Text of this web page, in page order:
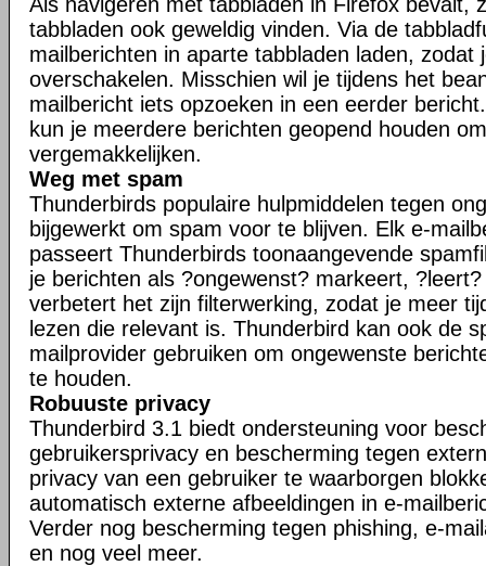
tabbladen ook geweldig vinden. Via de
mailberichten in aparte tabbladen laden, zodat
overschakelen. Misschien wil je tijdens het
mailbericht iets opzoeken in een eerder
kun je meerdere berichten geopend houden
vergemakkelijken.
Weg met spam
Thunderbirds populaire hulpmiddelen tegen
bijgewerkt om spam voor te blijven. Elk e-
passeert Thunderbirds toonaangevende
je berichten als ?ongewenst? markeert,
verbetert het zijn filterwerking, zodat je meer
lezen die relevant is. Thunderbird kan ook de
mailprovider gebruiken om ongewenste
te houden.
Robuuste privacy
Thunderbird 3.1 biedt ondersteuning voor
gebruikersprivacy en bescherming tegen
privacy van een gebruiker te waarborgen
automatisch externe afbeeldingen in e-
Verder nog bescherming tegen phishing, e-
en nog veel meer.